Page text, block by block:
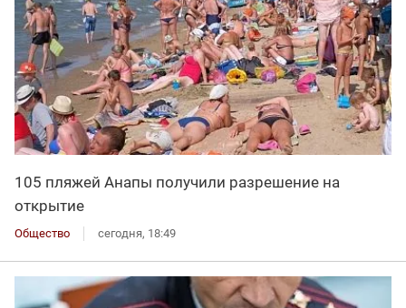
105 пляжей Анапы получили разрешение на
открытие
Общество сегодня, 18:49